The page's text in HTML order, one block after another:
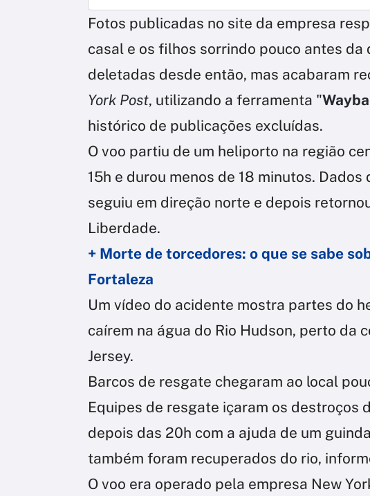
Fotos publicadas no site da empresa
casal e os filhos sorrindo pouco antes
deletadas desde então, mas acabaram
York Post, utilizando a ferramenta "
histórico de publicações excluídas.
O voo partiu de um heliporto na região
15h e durou menos de 18 minutos.
seguiu em direção norte e depois
Liberdade.
+ Morte de torcedores: o que se sabe
Fortaleza
Um vídeo do acidente mostra partes do
caírem na água do Rio Hudson, perto da
Jersey.
Barcos de resgate chegaram ao local
Equipes de resgate içaram os destroços
depois das 20h com a ajuda de um
também foram recuperados do rio,
O voo era operado pela empresa New